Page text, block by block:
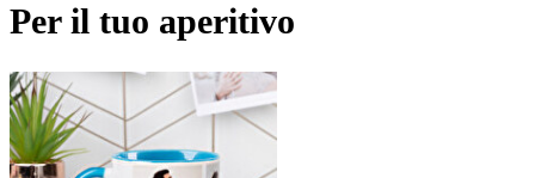
Per il tuo aperitivo